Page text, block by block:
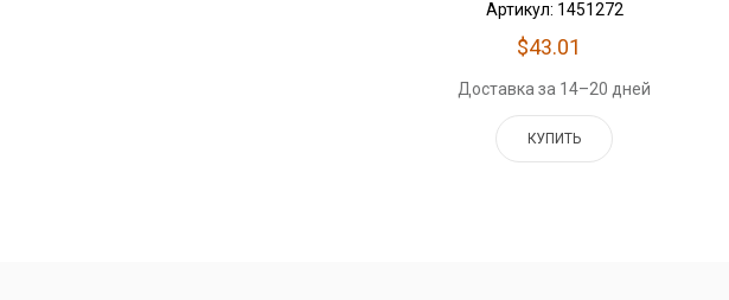
Артикул: 1451272
$43.01
Доставка за 14–20 дней
КУПИТЬ